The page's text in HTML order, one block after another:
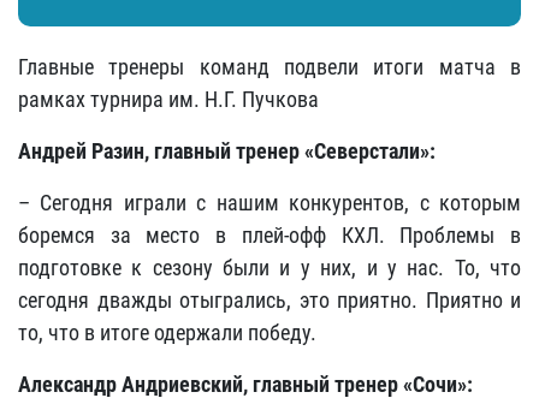
Главные тренеры команд подвели итоги матча в
рамках турнира им. Н.Г. Пучкова
Андрей Разин, главный тренер «Северстали»:
– Сегодня играли с нашим конкурентов, с которым
боремся за место в плей-офф КХЛ. Проблемы в
подготовке к сезону были и у них, и у нас. То, что
сегодня дважды отыгрались, это приятно. Приятно и
то, что в итоге одержали победу.
Александр Андриевский, главный тренер «Сочи»: